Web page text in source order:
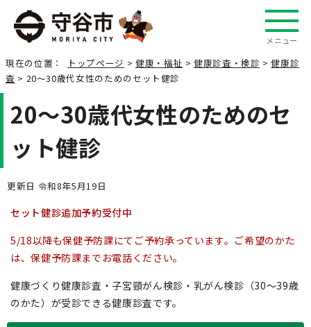
メニュー
現在の位置： トップページ > 健康・福祉 >健康診査・検診 >健康診
査 > 20～30歳代女性のためのセット健診
20～30歳代女性のためのセ
ット健診
更新日 令和8年5月19日
セット健診追加予約受付中
5/18以降も保健予防課にてご予約承っています。ご希望のかた
は、保健予防課までお電話ください。
健康づくり健康診査・子宮頸がん検診・乳がん検診（30～39歳
のかた）が受診できる健康診査です。